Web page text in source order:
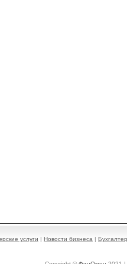
услуги | Новости бизнеса |